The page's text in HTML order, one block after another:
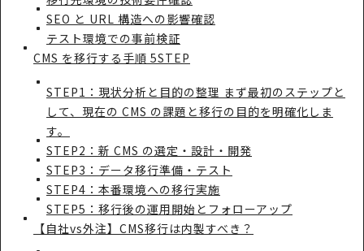
SEO と URL 構造への影響確認
テスト環境での事前検証
CMS を移行する手順 5STEP
STEP1：現状分析と目的の整理 まず最初のステップと
して、現在の CMS の課題と移行の目的を明確化しま
す。
STEP2：新 CMS の選定・設計・開発
STEP3：データ移行準備・テスト
STEP4：本番環境への移行実施
STEP5：移行後の運用開始とフォローアップ
【自社vs外注】CMS移行は内製すべき？